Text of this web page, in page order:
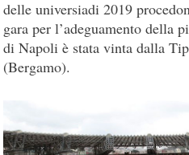
delle universiadi 2019
gara per l’adeguamento della
di Napoli è stata vinta dalla
(Bergamo).